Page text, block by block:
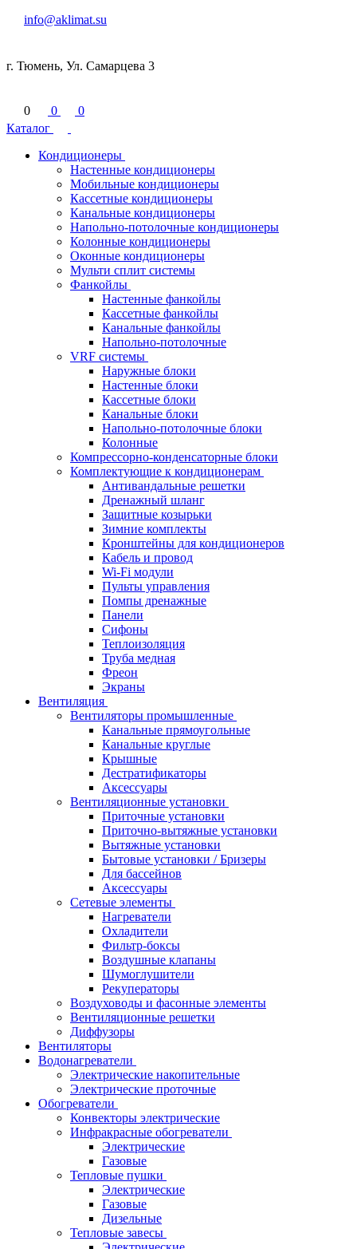
info@aklimat.su
г. Тюмень, Ул. Самарцева 3
0 0
0
Каталог
Кондиционеры
Настенные кондиционеры
Мобильные кондиционеры
Кассетные кондиционеры
Канальные кондиционеры
Напольно-потолочные кондиционеры
Колонные кондиционеры
Оконные кондиционеры
Мульти сплит системы
Фанкойлы
Настенные фанкойлы
Кассетные фанкойлы
Канальные фанкойлы
Напольно-потолочные
VRF системы
Наружные блоки
Настенные блоки
Кассетные блоки
Канальные блоки
Напольно-потолочные блоки
Колонные
Компрессорно-конденсаторные блоки
Комплектующие к кондиционерам
Антивандальные решетки
Дренажный шланг
Защитные козырьки
Зимние комплекты
Кронштейны для кондиционеров
Кабель и провод
Wi-Fi модули
Пульты управления
Помпы дренажные
Панели
Сифоны
Теплоизоляция
Труба медная
Фреон
Экраны
Вентиляция
Вентиляторы промышленные
Канальные прямоугольные
Канальные круглые
Крышные
Дестратификаторы
Аксессуары
Вентиляционные установки
Приточные установки
Приточно-вытяжные установки
Вытяжные установки
Бытовые установки / Бризеры
Для бассейнов
Аксессуары
Сетевые элементы
Нагреватели
Охладители
Фильтр-боксы
Воздушные клапаны
Шумоглушители
Рекуператоры
Воздуховоды и фасонные элементы
Вентиляционные решетки
Диффузоры
Вентиляторы
Водонагреватели
Электрические накопительные
Электрические проточные
Обогреватели
Конвекторы электрические
Инфракрасные обогреватели
Электрические
Газовые
Тепловые пушки
Электрические
Газовые
Дизельные
Тепловые завесы